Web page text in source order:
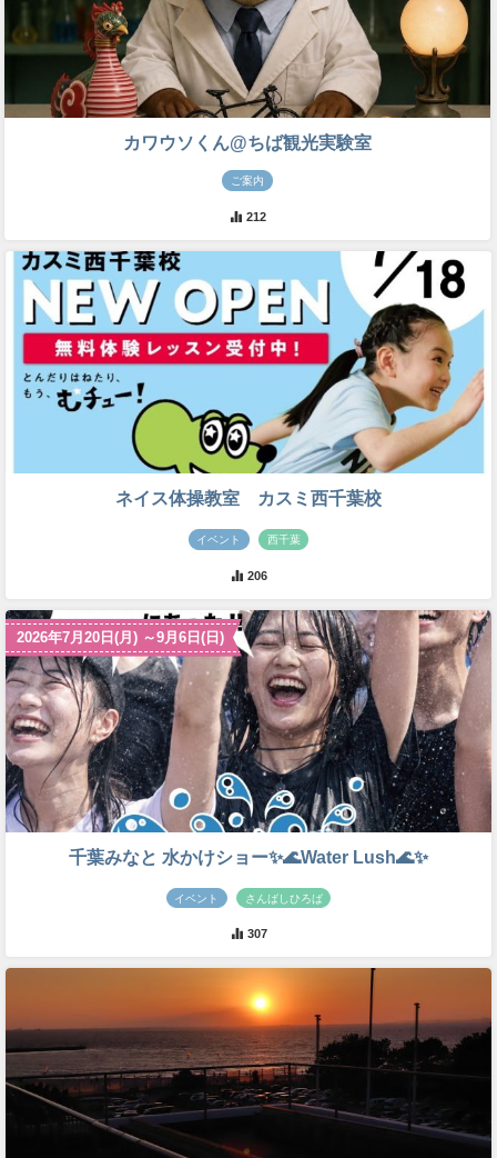
カワウソくん@ちば観光実験室
ご案内
212
ネイス体操教室 カスミ西千葉校
イベント 西千葉
206
2026年7月20日(月) ～9月6日(日)
千葉みなと 水かけショー✨🌊Water Lush🌊✨
イベント さんばしひろば
307